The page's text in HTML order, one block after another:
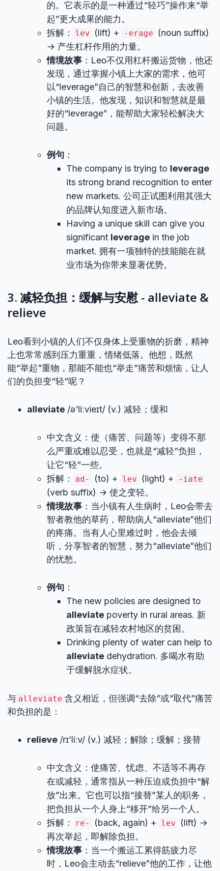
的。它表示的是一种通过“轻巧”操作来“举
起”更大成果的能力。
拆解：
lev (lift) + -erage
(noun suffix)
→ 产生杠杆作用的力量。
情境故事 ：Leo不仅用杠杆搬运货物，他还
发现，通过掌握小镇上大家的需求，他可
以“leverage”自己的智慧和创新，去改善
小镇的生活。他发现，知识和智慧就是最
好的“leverage”，能帮助大家轻松解决大
问题。
例句 ：
The company is trying to leverage
its strong brand recognition to enter
new markets. 公司正试图利用其强大
的品牌认知度进入新市场。
Having a unique skill can give you
significant leverage in the job
market. 拥有一项独特的技能能在就
业市场为你带来显著优势。
3. 减轻负担：缓解与安慰 - alleviate &
relieve
Leo看到小镇的人们不仅身体上受重物的折磨，精神
上也常常感到压力重重，情绪低落。他想，既然
能“举起”重物，那能不能也“举走”痛苦和烦恼，让人
们的负担变“轻”呢？
alleviate /ə’liːvieɪt/ (v.) 减轻；缓和
中文含义：使（痛苦、问题等）变得不那
么严重或难以忍受，也就是“减轻”负担，
让它“轻”一些。
拆解：
ad- (to) + lev (light) + -iate
(verb suffix) → 使之变轻。
情境故事 ：当小镇有人生病时，Leo会带去
智者教他的草药，帮助病人“alleviate”他们
的疼痛。当有人心里难过时，他会去倾
听，分享智者的智慧，努力“alleviate”他们
的忧愁。
例句 ：
The new policies are designed to
alleviate poverty in rural areas. 新
政策旨在减轻农村地区的贫困。
Drinking plenty of water can help to
alleviate dehydration. 多喝水有助
于缓解脱水症状。
与 alleviate 含义相近，但强调“去除”或“取代”痛苦
和负担的是：
relieve /rɪ’liːv/ (v.) 减轻；解除；缓解；接替
中文含义：使痛苦、忧虑、不适等不再存
在或减轻，通常指从一种压迫或负担中“解
放”出来。它也可以指“接替”某人的职务，
把负担从一个人身上“移开”给另一个人。
拆解：
re- (back, again) + lev
(lift) →
再次举起，即解除负担。
情境故事 ：当一个搬运工累得筋疲力尽
时，Leo会主动去“relieve”他的工作，让他